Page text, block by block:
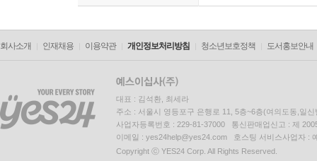
회사소개 인재채용 이용약관 개인정보처리방침 청소년보호정책 도서홍보안내
대표 : 김석환, 최세라
주소 : 서울시 영등포구 은행로 11, 5층~6층(여의도동,일신
사업자등록번호 : 229-81-37000 통신판매업신고 : 제
이메일 : yes24help@yes24.com 호스팅 서비스사업자 :
Copyright ⓒ YES24 Corp. All Rights Reserved.